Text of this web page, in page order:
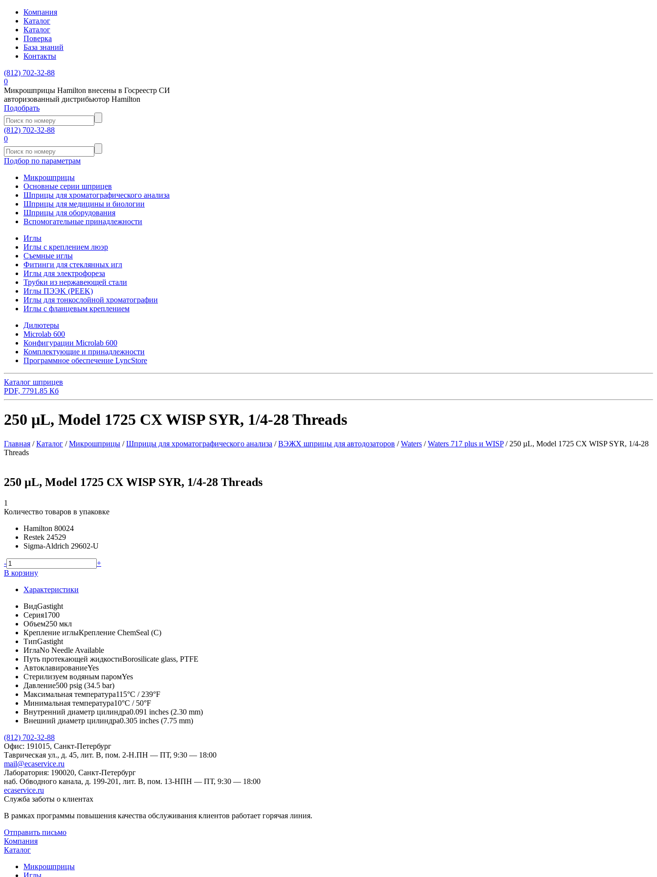
Компания
Каталог
Каталог
Поверка
База знаний
Контакты
(812) 702-32-88
0
Микрошприцы Hamilton внесены в Госреестр СИ
авторизованный дистрибьютор Hamilton
Подобрать
(812) 702-32-88
0
Подбор по параметрам
Микрошприцы
Основные серии шприцев
Шприцы для хроматографического анализа
Шприцы для медицины и биологии
Шприцы для оборудования
Вспомогательные принадлежности
Иглы
Иглы с креплением люэр
Съемные иглы
Фитинги для стеклянных игл
Иглы для электрофореза
Трубки из нержавеющей стали
Иглы ПЭЭK (PEEK)
Иглы для тонкослойной хроматографии
Иглы с фланцевым креплением
Дилютеры
Microlab 600
Конфигурации Microlab 600
Комплектующие и принадлежности
Программное обеспечение LyncStore
Каталог шприцев
PDF, 7791.85 Кб
250 µL, Model 1725 CX WISP SYR, 1/4-28 Threads
Главная /Каталог /Микрошприцы /Шприцы для хроматографического анализа /ВЭЖХ шприцы для автодозаторов /Waters /Waters 717 plus и WISP/ 250 µL, Model 1725 CX WISP SYR, 1/4-28
Threads
250 µL, Model 1725 CX WISP SYR, 1/4-28 Threads
1
Количество товаров в упаковке
Hamilton 80024
Restek 24529
Sigma-Aldrich 29602-U
-
+
В корзину
Характеристики
ВидGastight
Серия1700
Объем250 мкл
Крепление иглыКрепление ChemSeal (C)
ТипGastight
ИглаNo Needle Available
Путь протекающей жидкостиBorosilicate glass, PTFE
АвтоклавированиеYes
Стерилизуем водяным паромYes
Давление500 psig (34.5 bar)
Максимальная температура115°C / 239°F
Минимальная температура10°C / 50°F
Внутренний диаметр цилиндра0.091 inches (2.30 mm)
Внешний диаметр цилиндра0.305 inches (7.75 mm)
(812) 702-32-88
Офис: 191015, Санкт-Петербург
Таврическая ул., д. 45, лит. В, пом. 2-Н.ПН — ПТ, 9:30 — 18:00
mail@ecaservice.ru
Лаборатория: 190020, Санкт-Петербург
наб. Обводного канала, д. 199-201, лит. В, пом. 13-НПН — ПТ, 9:30 — 18:00
ecaservice.ru
Служба заботы о клиентах
В рамках программы повышения качества обслуживания клиентов работает горячая линия.
Отправить письмо
Компания
Каталог
Микрошприцы
Иглы